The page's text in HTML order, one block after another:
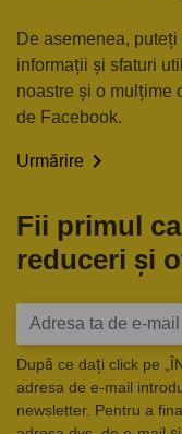
De asemenea,
informații și sfaturi
noastre și o mulțime
de Facebook.
Urmărire 
Fii primul
reduceri și
După ce dați click pe
adresa de e-mail
newsletter. Pentru a